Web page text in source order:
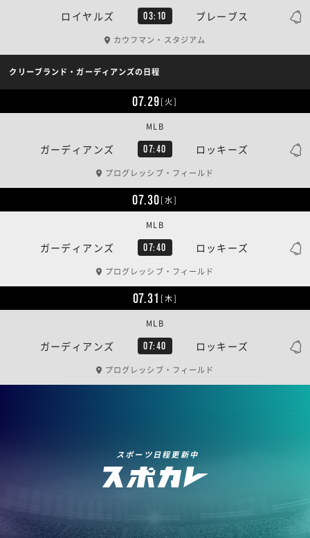
ロイヤルズ 03:10 ブレーブス
カウフマン・スタジアム
クリーブランド・ガーディアンズの日程
07.29[火]
ガーディアンズ 07:40 ロッキーズ
MLB
プログレッシブ・フィールド
07.30[水]
ガーディアンズ 07:40 ロッキーズ
MLB
プログレッシブ・フィールド
07.31 [木]
ガーディアンズ 07:40 ロッキーズ
MLB
プログレッシブ・フィールド
スポーツ日程更新中